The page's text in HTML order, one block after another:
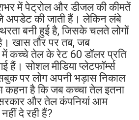
में पेट्रोल और डीजल की कीमतें
अपडेट की जाती हैं। लेकिन लंबे
बनी हुई है, जिसके चलते लोगों
खास तौर पर तब, जब
में कच्चे तेल के रेट 60 डॉलर प्रति
हैं। सोशल मीडिया प्लेटफॉर्म्स
पर लोग अपनी भड़ास निकाल
कहना है कि जब कच्चा तेल इतना
सरकार और तेल कंपनियां आम
दे रही हैं?